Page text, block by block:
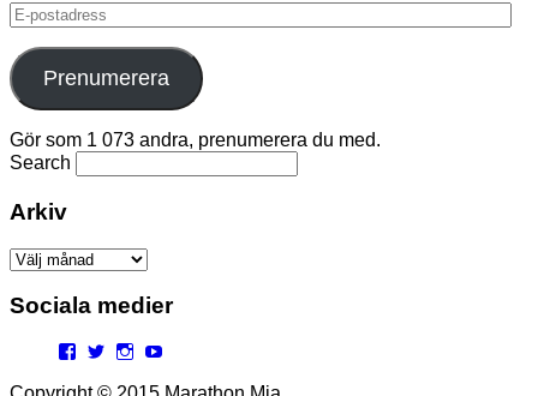
E-
postadress
Prenumerera
Gör som 1 073 andra, prenumerera du med.
Search
Arkiv
Arkiv
Sociala medier
Facebook
TwitterInstagram